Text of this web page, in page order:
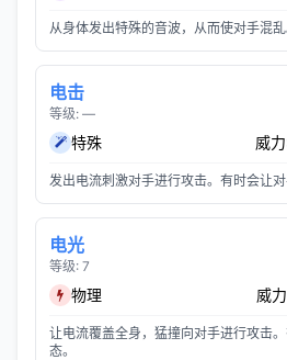
从身体发出特殊的音波，从而使对手混乱
电击
等级: —
特殊 威
发出电流刺激对手进行攻击。有时会让对
电光
等级: 7
物理 威
让电流覆盖全身，猛撞向对手进行攻击
态。